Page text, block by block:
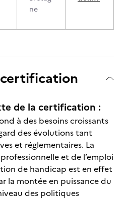
ne
certification
de la certification :
à des besoins croissants
des évolutions tant
et réglementaires. La
et de l’emploi
de handicap est en effet
la montée en puissance du
des politiques